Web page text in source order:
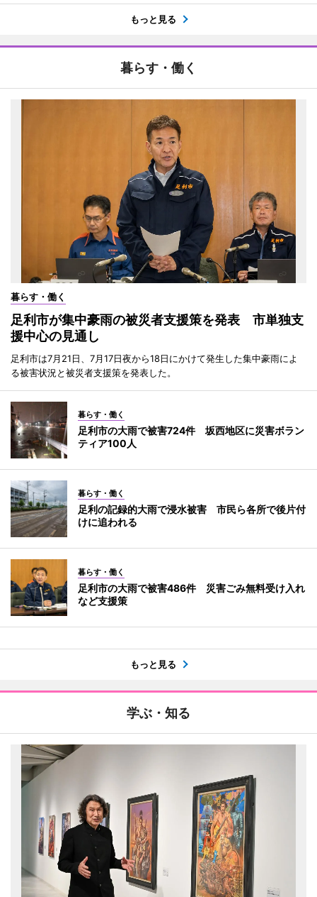
もっと見る
暮らす・働く
暮らす・働く
足利市が集中豪雨の被災者支援策を発表 市単独支
援中心の見通し
足利市は7月21日、7月17日夜から18日にかけて発生した集中豪雨によ
る被害状況と被災者支援策を発表した。
暮らす・働く
足利市の大雨で被害724件 坂西地区に災害ボラン
ティア100人
暮らす・働く
足利の記録的大雨で浸水被害 市民ら各所で後片付
けに追われる
暮らす・働く
足利市の大雨で被害486件 災害ごみ無料受け入れ
など支援策
もっと見る
学ぶ・知る